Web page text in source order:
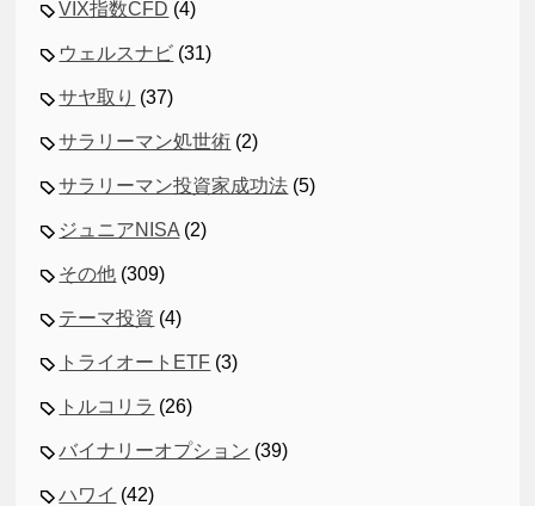
VIX指数CFD (4)
ウェルスナビ (31)
サヤ取り (37)
サラリーマン処世術 (2)
サラリーマン投資家成功法 (5)
ジュニアNISA (2)
その他 (309)
テーマ投資 (4)
トライオートETF (3)
トルコリラ (26)
バイナリーオプション (39)
ハワイ (42)